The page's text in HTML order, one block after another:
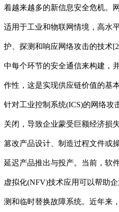
着越来越多的新信息安全危机。
适用于工业和物联网情境，高水
护、探测和响应网络攻击的技术
中每个环节的安全通信来构建，
作性，这是实现供应链价值的基本
针对工业控制系统(ICS)的网络攻
关闭，导致企业蒙受巨额经济损
篡改产品设计、制造过程文件或
延迟产品推出与投产。当前，软
虚拟化(NFV)技术应用可以帮助
测和临时替换故障系统。近年来